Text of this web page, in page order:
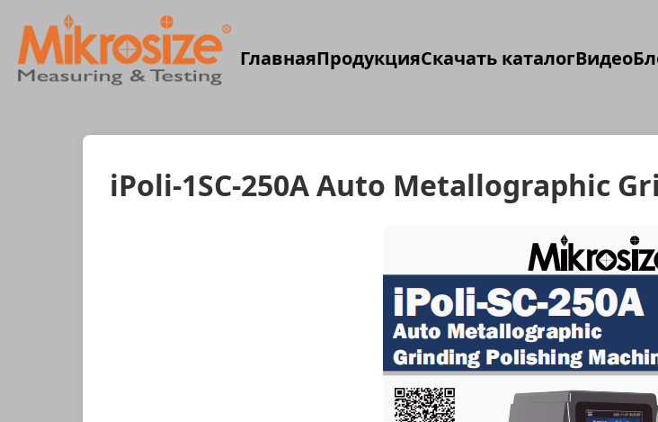
ГлавнаяПродукцияСкачать каталогВидео
iPoli-1SC-250A Auto Metallographic